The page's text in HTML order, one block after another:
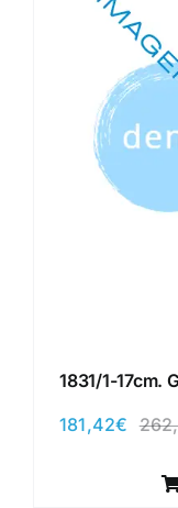
1831/1-17cm.
181,42€